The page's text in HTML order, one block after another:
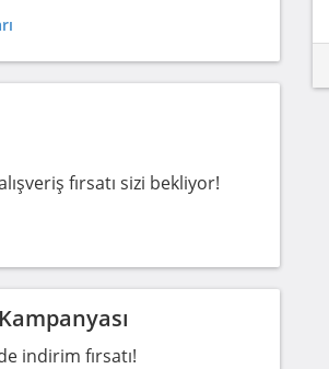
fırsatı sizi bekliyor!
indirim fırsatı!